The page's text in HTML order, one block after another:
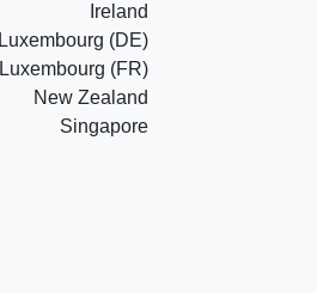
Ireland
Luxembourg (DE)
Luxembourg (FR)
New Zealand
Singapore